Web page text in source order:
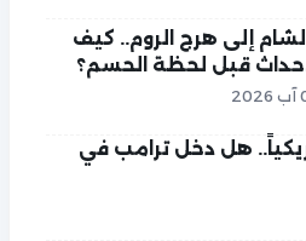
إلى هرج الروم.. كيف
قبل لحظة الحسم؟
هل دخل ترامب في